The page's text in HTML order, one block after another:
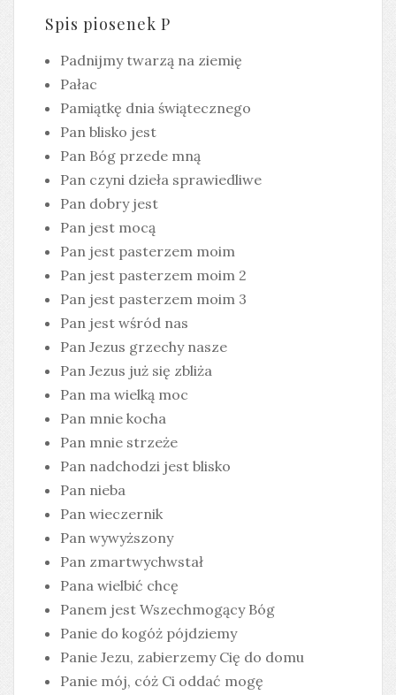
Spis piosenek P
Padnijmy twarzą na ziemię
Pałac
Pamiątkę dnia świątecznego
Pan blisko jest
Pan Bóg przede mną
Pan czyni dzieła sprawiedliwe
Pan dobry jest
Pan jest mocą
Pan jest pasterzem moim
Pan jest pasterzem moim 2
Pan jest pasterzem moim 3
Pan jest wśród nas
Pan Jezus grzechy nasze
Pan Jezus już się zbliża
Pan ma wielką moc
Pan mnie kocha
Pan mnie strzeże
Pan nadchodzi jest blisko
Pan nieba
Pan wieczernik
Pan wywyższony
Pan zmartwychwstał
Pana wielbić chcę
Panem jest Wszechmogący Bóg
Panie do kogóż pójdziemy
Panie Jezu, zabierzemy Cię do domu
Panie mój, cóż Ci oddać mogę